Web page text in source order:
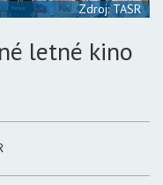
Zdroj: TASR
letné kino